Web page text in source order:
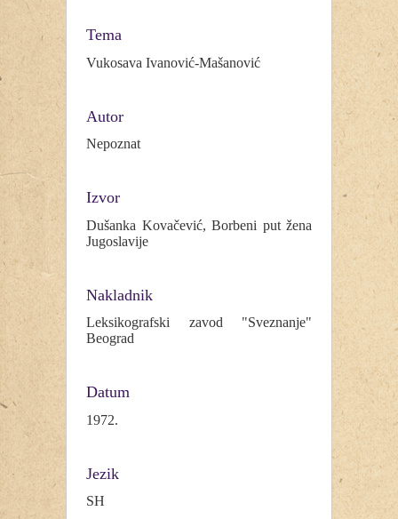
Tema
Vukosava Ivanović-Mašanović
Autor
Nepoznat
Izvor
Dušanka Kovačević, Borbeni put žena
Jugoslavije
Nakladnik
Leksikografski zavod "Sveznanje"
Beograd
Datum
1972.
Jezik
SH